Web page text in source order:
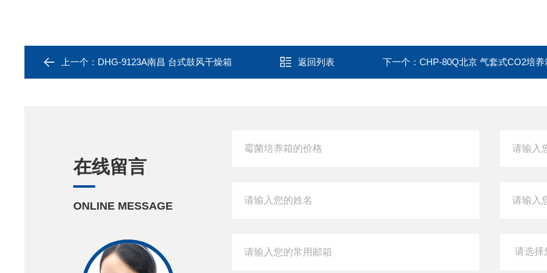
上一个： DHG-9123A南昌 台式鼓风干燥箱 返回列表 下一个： CHP-80Q北京 气套式CO2培养
在线留言
ONLINE MESSAGE